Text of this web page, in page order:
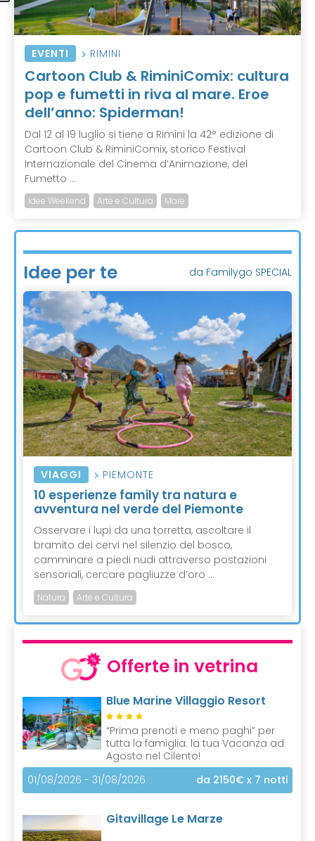
EVENTI RIMINI
Cartoon Club & RiminiComix: cultura
pop e fumetti in riva al mare. Eroe
dell’anno: Spiderman!
Dal 12 al 19 luglio si tiene a Rimini la 42° edizione di
Cartoon Club & RiminiComix, storico Festival
Internazionale del Cinema d’Animazione, del
Fumetto ...
Idee Weekend Arte e Cultura Mare
Idee per te da Familygo SPECIAL
VIAGGI PIEMONTE
10 esperienze family tra natura e
avventura nel verde del Piemonte
Osservare i lupi da una torretta, ascoltare il
bramito dei cervi nel silenzio del bosco,
camminare a piedi nudi attraverso postazioni
sensoriali, cercare pagliuzze d’oro ...
Natura Arte e Cultura
Offerte in vetrina
Blue Marine Villaggio Resort
“Prima prenoti e meno paghi” per
tutta la famiglia: la tua Vacanza ad
Agosto nel Cilento!
01/08/2026 - 31/08/2026
da 2150€ x 7 notti
Gitavillage Le Marze